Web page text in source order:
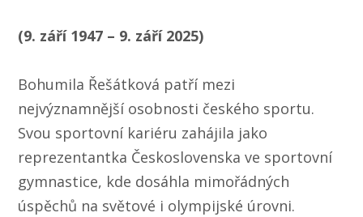
(9. září 1947 – 9. září 2025)
Bohumila Řešátková patří mezi
nejvýznamnější osobnosti českého sportu.
Svou sportovní kariéru zahájila jako
reprezentantka Československa ve sportovní
gymnastice, kde dosáhla mimořádných
úspěchů na světové i olympijské úrovni.